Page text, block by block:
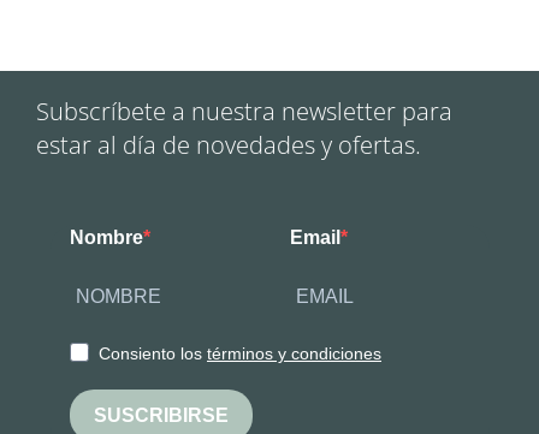
Subscríbete a nuestra newsletter para
estar al día de novedades y ofertas.
Nombre Email
Consiento los términos y condiciones
SUSCRIBIRSE